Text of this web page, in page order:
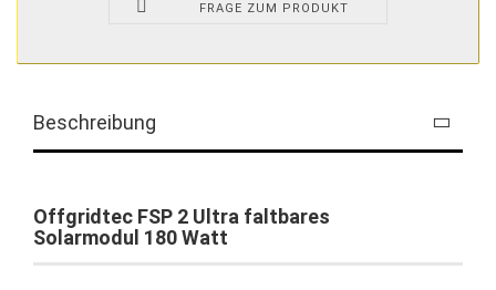
FRAGE ZUM PRODUKT
Beschreibung
Offgridtec FSP 2 Ultra faltbares
Solarmodul 180 Watt